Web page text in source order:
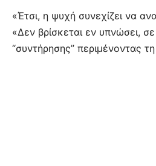
«Έτσι, η ψυχή συνεχίζει να
«Δεν βρίσκεται εν υπνώσει,
“συντήρησης” περιμένοντας